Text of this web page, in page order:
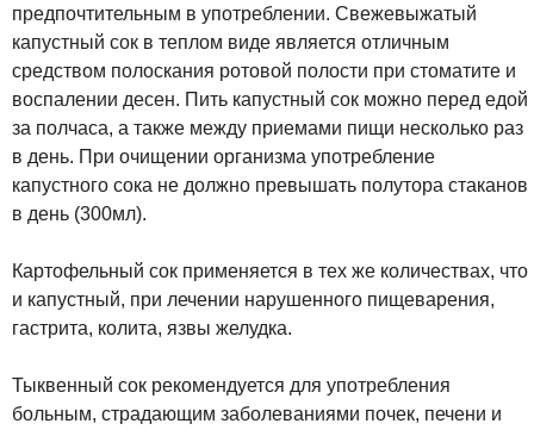
предпочтительным в употреблении. Свежевыжатый
капустный сок в теплом виде является отличным
средством полоскания ротовой полости при стоматите и
воспалении десен. Пить капустный сок можно перед едой
за полчаса, а также между приемами пищи несколько раз
в день. При очищении организма употребление
капустного сока не должно превышать полутора стаканов
в день (300мл).
Картофельный сок применяется в тех же количествах, что
и капустный, при лечении нарушенного пищеварения,
гастрита, колита, язвы желудка.
Тыквенный сок рекомендуется для употребления
больным, страдающим заболеваниями почек, печени и